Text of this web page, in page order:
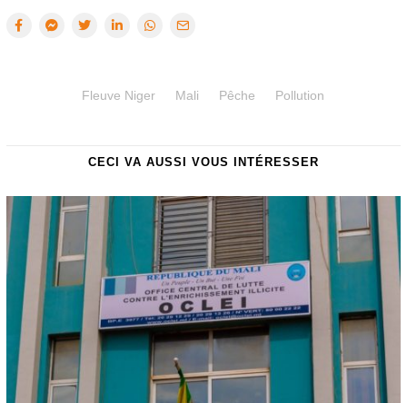
Fleuve Niger Mali Pêche Pollution
CECI VA AUSSI VOUS INTÉRESSER